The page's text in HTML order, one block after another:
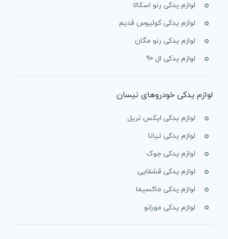
لوازم یدکی رنو اسکالا
لوازم یدکی کولیوس قدیم
لوازم یدکی رنو مگان
لوازم یدکی ال 90
لوازم یدکی خودروهای نیسان
لوازم یدکی ایکس تریل
لوازم یدکی تیانا
لوازم یدکی جوک
لوازم یدکی قشقایی
لوازم یدکی ماکسیما
لوازم یدکی مورانو